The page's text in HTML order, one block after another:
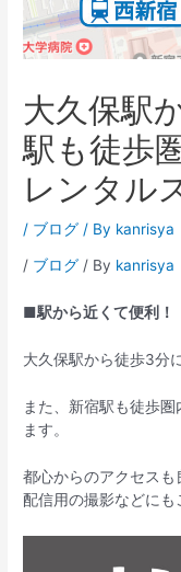
大久保駅
駅も徒歩
レンタル
/ ブログ / By kanrisya
/ ブログ / By kanrisya
■駅から近くて便利！
大久保駅から徒歩3分
また、新宿駅も徒歩
ます。
都心からのアクセスも
配信用の撮影などにも